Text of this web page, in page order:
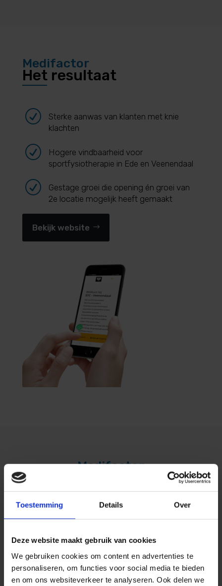
Toestemming Details Over
Deze website maakt gebruik van cookies
We gebruiken cookies om content en advertenties te
personaliseren, om functies voor social media te bieden
en om ons websiteverkeer te analyseren. Ook delen we
Medifactor
Het resultaat
R
Sterke aanwas van klanten met knie
klachten
R
Hogere vindbaarheid voor
sportfysiotherapie in Ede en Veenendaal
R
Gestage groei die opening én groei van
2e locatie mogelijk heeft gemaakt
Bekijk website
Medifactor
Wat vindt STC Ede